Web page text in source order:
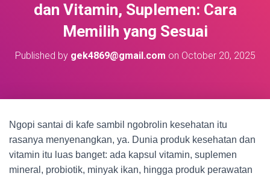
dan Vitamin, Suplemen: Cara
Memilih yang Sesuai
Published by gek4869@gmail.com on October 20, 2025
Ngopi santai di kafe sambil ngobrolin kesehatan itu
rasanya menyenangkan, ya. Dunia produk kesehatan dan
vitamin itu luas banget: ada kapsul vitamin, suplemen
mineral, probiotik, minyak ikan, hingga produk perawatan